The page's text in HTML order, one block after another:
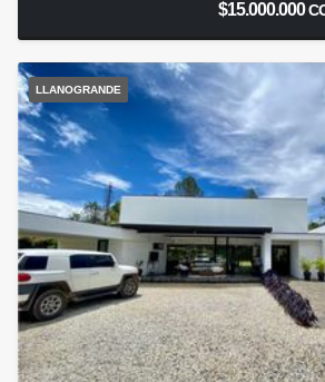
$15.000.000
LLANOGRANDE